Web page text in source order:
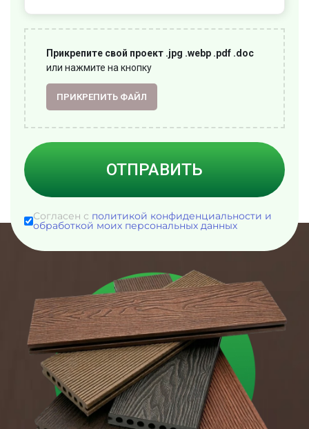
Прикрепите свой проект .jpg .webp .pdf .doc
или нажмите на кнопку
ПРИКРЕПИТЬ ФАЙЛ
ОТПРАВИТЬ
Согласен с политикой конфиденциальности и
обработкой моих персональных данных